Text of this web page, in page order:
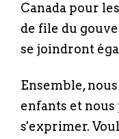
Canada pour
de file du
se joindront
Ensemble,
enfants et
s'exprimer.